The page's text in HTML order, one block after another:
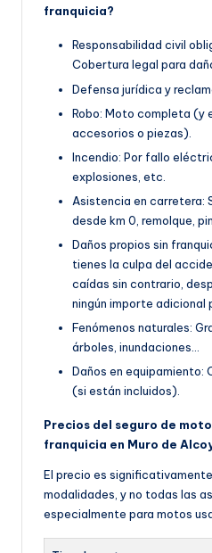
franquicia?
Responsabilidad civil
Cobertura legal para
Defensa jurídica y
Robo: Moto completa (y
accesorios o piezas).
Incendio: Por fallo
explosiones, etc.
Asistencia en carretera:
desde km 0, remolque,
Daños propios sin
tienes la culpa del
caídas sin contrario,
ningún importe adicional
Fenómenos naturales:
árboles, inundaciones…
Daños en equipamiento:
(si están incluidos).
Precios del seguro de
franquicia en Muro de
El precio es
modalidades, y no todas las
especialmente para motos